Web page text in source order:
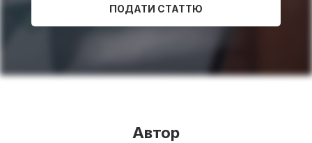
ПОДАТИ СТАТТЮ
Автор